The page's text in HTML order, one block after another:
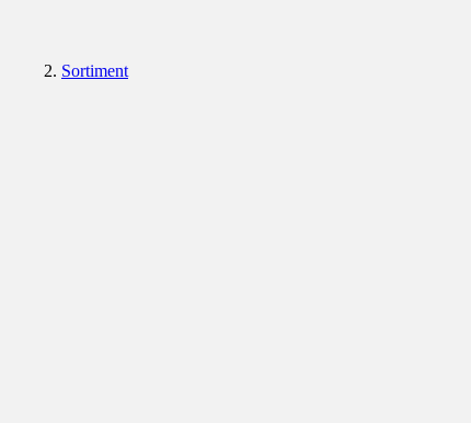
Sortiment